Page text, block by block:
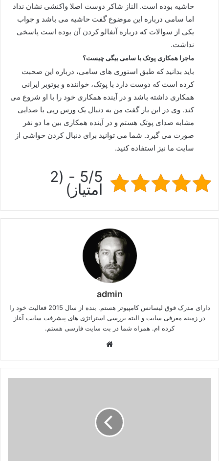
حاشیه بوده است. الناز شاکر دوست اصلا واکنشی نشان نداد
اما سامی درباره این موضوع گفت حاشیه می باشد و جواب
یکی از سوالات که درباره آنفالو کردن آن بوده است پاسخی
نداشت.
ماجرا همکاری پوتک با سامی بیگی چیست؟
باید بدانید که طبق استوری های سامی، درباره این صحبت
کرده است که دوست دارد با پوتک، خواننده و یوتوبر ایرانی
همکاری داشته باشد و در آینده همکاری خود را با او شروع می
کند. وی در این بار گفت من به دنبال یک ورس رپی با صدایی
مشابه صدای پوتک هستم و در آینده همکاری بین ما دو نفر
صورت می گیرد. شما می توانید برای دنبال کردن حواشی از
سایت ما نیز استفاده کنید.
5/5 - (2
امتیاز)
admin
دارای مدرک فوق لیسانس کامپیوتر هستم. بنده از سال 2015 فعالیت خود را
در زمینه معرفی سایت و البته بررسی استراتژی های پیشرفت سایت آغاز
کرده ام. همراه شما در بت سایت فارسی هستم.